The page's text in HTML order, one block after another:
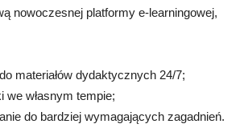
nowoczesnej platformy e-learningowej,
materiałów dydaktycznych 24/7;
we własnym tempie;
do bardziej wymagających zagadnień.